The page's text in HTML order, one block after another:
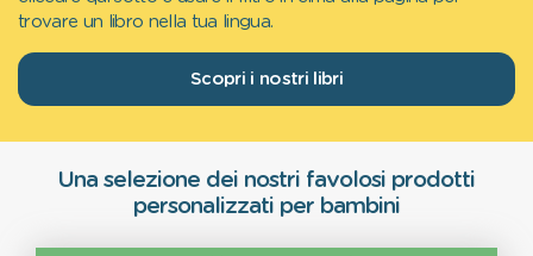
trovare un libro nella tua lingua.
Scopri i nostri libri
Una selezione dei nostri favolosi prodotti
personalizzati per bambini